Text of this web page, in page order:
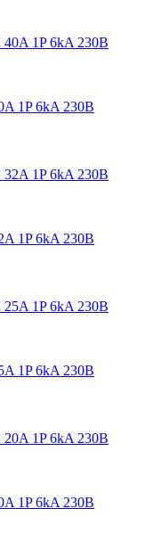
1P 6kA 230В
1P 6kA 230В
1P 6kA 230В
1P 6kA 230В